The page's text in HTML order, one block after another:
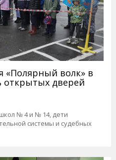
«Полярный волк» в
открытых дверей
№ 4 и № 14, дети
системы и судебных